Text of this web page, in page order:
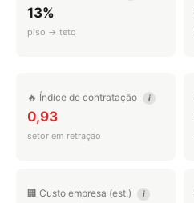
13%
piso → teto
🔥 Índice de contratação i
0,93
setor em retração
🏢 Custo empresa (est.) i